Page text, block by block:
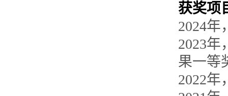
获奖项
2024年
2023年
果一等
2022年